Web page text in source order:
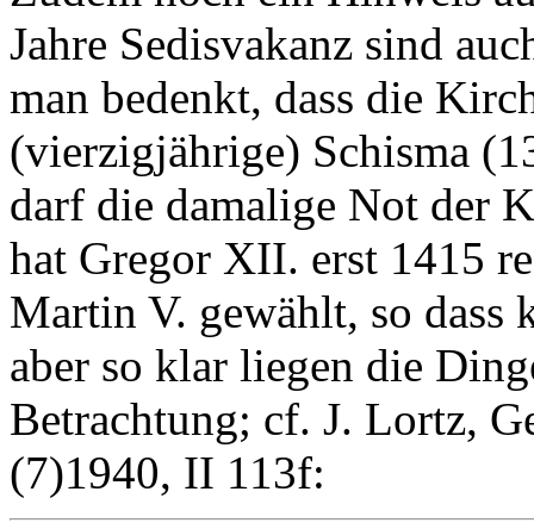
Jahre Sedisvakanz sind
man bedenkt, dass die
(vierzigjährige) Schisma
darf die damalige Not der
hat Gregor XII. erst 1415
Martin V. gewählt, so dass
aber so klar liegen die
Betrachtung; cf. J. Lortz,
(7)1940, II 113f: